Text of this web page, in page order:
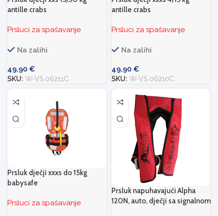
antille crabs
Prsluci za spašavanje
Na zalihi
49,90 €
SKU: W-VS 06211C
antille crabs
Prsluci za spašavanje
Na zalihi
49,90 €
SKU: W-VS 06210C
Prsluk dječji xxxs do 15kg
babysafe
Prsluci za spašavanje
Prsluk napuhavajući Alpha
120N, auto, dječji sa signalnom